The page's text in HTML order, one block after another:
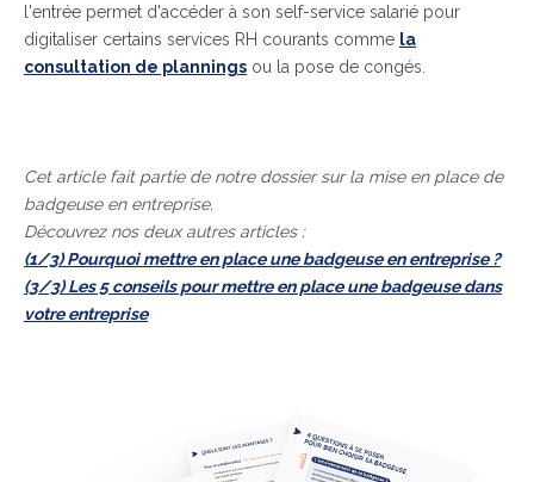
l'entrée permet d'accéder à son self-service salarié pour
digitaliser certains services RH courants comme la
consultation de plannings ou la pose de congés.
Cet article fait partie de notre dossier sur la mise en place de
badgeuse en entreprise.
Découvrez nos deux autres articles :
(1/3) Pourquoi mettre en place une badgeuse en entreprise ?
(3/3) Les 5 conseils pour mettre en place une badgeuse dans
votre entreprise